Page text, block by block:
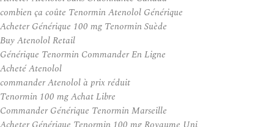
combien ça coûte Tenormin Atenolol Générique
Acheter Générique 100 mg Tenormin Suède
Buy Atenolol Retail
Générique Tenormin Commander En Ligne
Acheté Atenolol
commander Atenolol à prix réduit
Tenormin 100 mg Achat Libre
Commander Générique Tenormin Marseille